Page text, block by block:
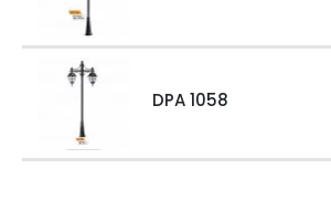
DPA 1058